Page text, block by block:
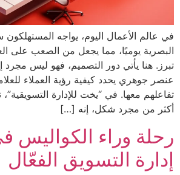
في عالم الأعمال اليوم، يواجه المستهلكون
البصرية يوميًا، مما يجعل من الصعب على
تبرز. هنا يأتي دور التصميم، فهو ليس مجرد
عنصر جوهري يحدد كيفية رؤية العملاء
تفاعلهم معها. في “يخت للإدارة
أكثر من مجرد شكل، إنه […]
رحلة وراء الكوالیس
إدارة التسویق الفعّال